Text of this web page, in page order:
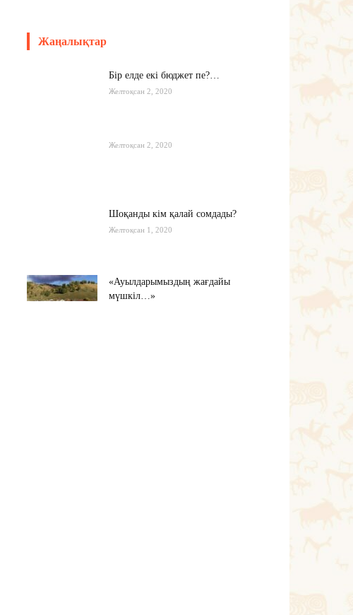
Жаңалықтар
Бір елде екі бюджет пе?…
Желтоқсан 2, 2020
Желтоқсан 2, 2020
Шоқанды кім қалай сомдады?
Желтоқсан 1, 2020
«Ауылдарымыздың жағдайы
мүшкіл…»